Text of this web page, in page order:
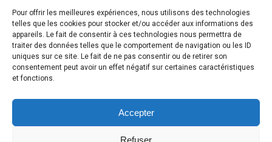
Pour offrir les meilleures expériences, nous utilisons des technologies
telles que les cookies pour stocker et/ou accéder aux informations des
appareils. Le fait de consentir à ces technologies nous permettra de
traiter des données telles que le comportement de navigation ou les ID
uniques sur ce site. Le fait de ne pas consentir ou de retirer son
consentement peut avoir un effet négatif sur certaines caractéristiques
et fonctions.
Accepter
Refuser
Nos réalisations
Nos agences
Recrutement
Nous contacter